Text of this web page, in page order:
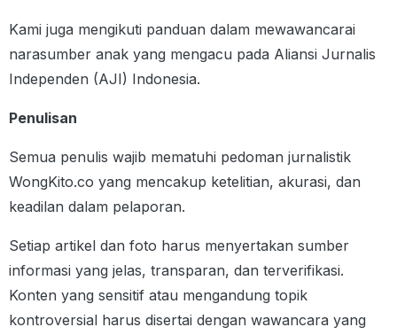
Kami juga mengikuti panduan dalam mewawancarai
narasumber anak yang mengacu pada Aliansi Jurnalis
Independen (AJI) Indonesia.
Penulisan
Semua penulis wajib mematuhi pedoman jurnalistik
WongKito.co yang mencakup ketelitian, akurasi, dan
keadilan dalam pelaporan.
Setiap artikel dan foto harus menyertakan sumber
informasi yang jelas, transparan, dan terverifikasi.
Konten yang sensitif atau mengandung topik
kontroversial harus disertai dengan wawancara yang